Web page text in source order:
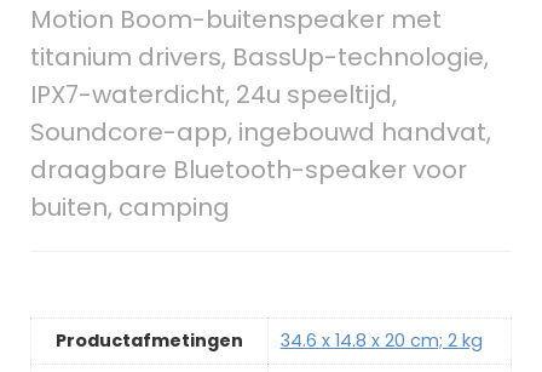
Motion Boom-buitenspeaker met
titanium drivers, BassUp-technologie,
IPX7-waterdicht, 24u speeltijd,
Soundcore-app, ingebouwd handvat,
draagbare Bluetooth-speaker voor
buiten, camping
Productafmetingen ‎34.6 x 14.8 x 20 cm; 2 kg